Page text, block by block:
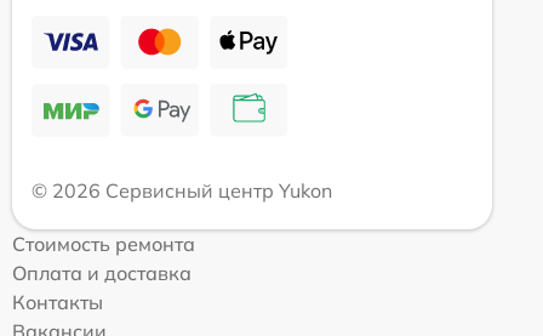
© 2026 Сервисный центр Yukon
Стоимость ремонта
Оплата и доставка
Контакты
Вакансии